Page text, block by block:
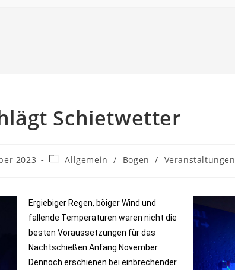
Schietwetter
2023 Allgemein / Bogen / Veranstaltungen
Ergiebiger Regen, böiger Wind und
fallende Temperaturen waren nicht die
besten Voraussetzungen für das
Nachtschießen Anfang November.
Dennoch erschienen bei einbrechender